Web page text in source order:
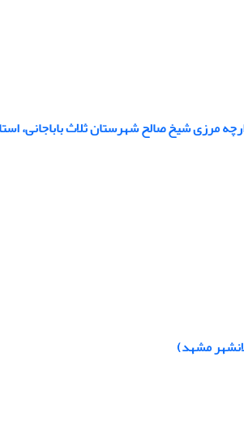
مرزی شیخ صالح شهرستان ثلاث باباجانی،
مشهد)